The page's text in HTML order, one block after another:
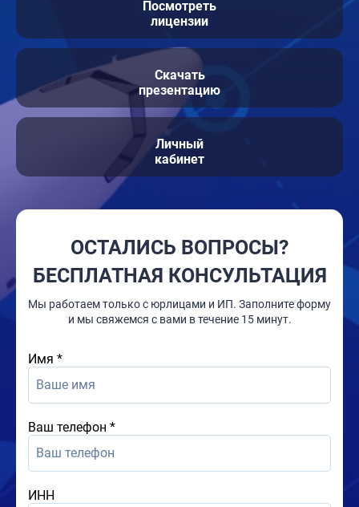
Посмотреть
лицензии
Скачать
презентацию
Личный
кабинет
ОСТАЛИСЬ ВОПРОСЫ?
БЕСПЛАТНАЯ КОНСУЛЬТАЦИЯ
Мы работаем только с юрлицами и ИП. Заполните форму
и мы свяжемся с вами в течение 15 минут.
Имя *
Ваш телефон *
ИНН